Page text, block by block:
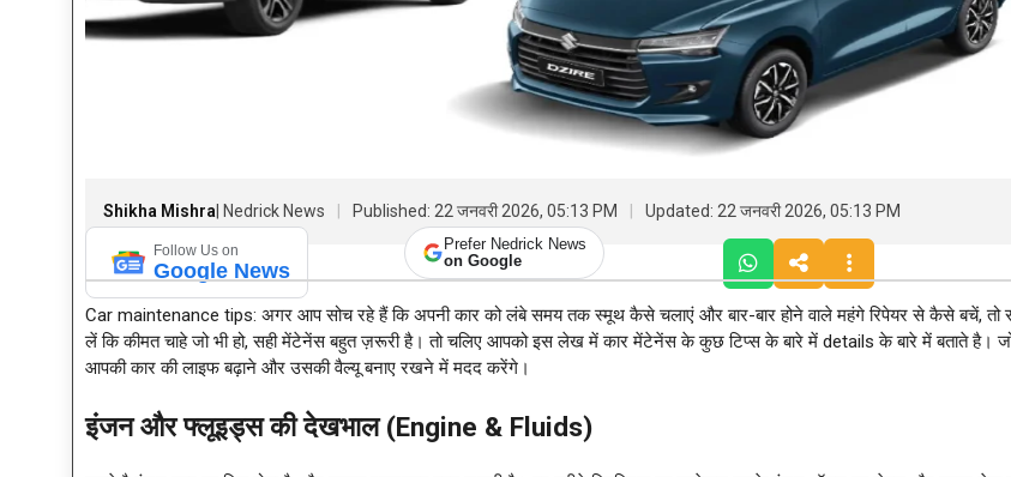
Shikha Mishra | Nedrick News Published: 22 जनवरी 2026, 05:13 PM Updated: 22 जनवरी 2026, 05:13 PM
Follow Us on
Google News
Prefer Nedrick News
on Google
Car maintenance tips: अगर आप सोच रहे हैं कि अपनी कार को लंबे समय तक स्मूथ कैसे चलाएं और बार-बार होने वाले महंगे रिपेयर से कैसे बचें, तो
लें कि कीमत चाहे जो भी हो, सही मेंटेनेंस बहुत ज़रूरी है। तो चलिए आपको इस लेख में कार मेंटेनेंस के कुछ टिप्स के बारे में details के बारे में बताते है।
आपकी कार की लाइफ बढ़ाने और उसकी वैल्यू बनाए रखने में मदद करेंगे।
इंजन और फ्लूइड्स की देखभाल (Engine & Fluids)